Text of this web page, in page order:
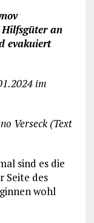
an
evakuiert
im
Verseck (Text
sind es die
Seite des
wohl